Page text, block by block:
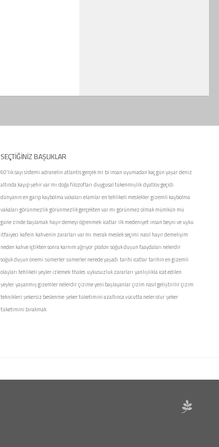
SEÇTIĞINIZ BAŞLIKLAR
60'lık sayı sistemi adranelin atlantis gerçek mi bi insan uyumadan kaç gün yaşardeniz
altında kayıp şehir var mı doğa filozofları duygusal tükenmişlikdyatlov geçidi
dünyanın en garip kaybolma vakaları elamlaren tehlikeli mesleklergizemli kaybolma
vakaları görünmezlikgörünmezlik gerçekten var mı görünmez olmak mümkün mü
güne zinde başlamak hayır demeyi öğrenmek icatlar ilk medenıyet insan beyni ve uyku
itfaiyeci kafein kahvenin zararları var mı merak meslek seçimi nasıl hayır demeliyim
neden kahve içtikten sonra karnım ağrıyor platon soğuk duşun faaydaları nelerdir
soğuk duşun önemi sümerlersümerler nerede yaşadı tarihi icatlartarihin en gizemli
olayları tehlikeli şeyler izlemekthales uykusuzluk zararları yanlışlıkla icat edilen
şeyleryaşanmış gizemler nelerdirçizime yeni başlayanlarçizim nasıl geliştirilirçizim
teknikleri şekersiz beslenmeşeker tüketimini azaltınca vücutta neler olurşeker
tüketimini bırakmak